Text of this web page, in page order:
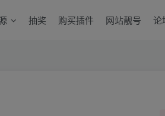
抽奖 购买插件 网站靓号 论